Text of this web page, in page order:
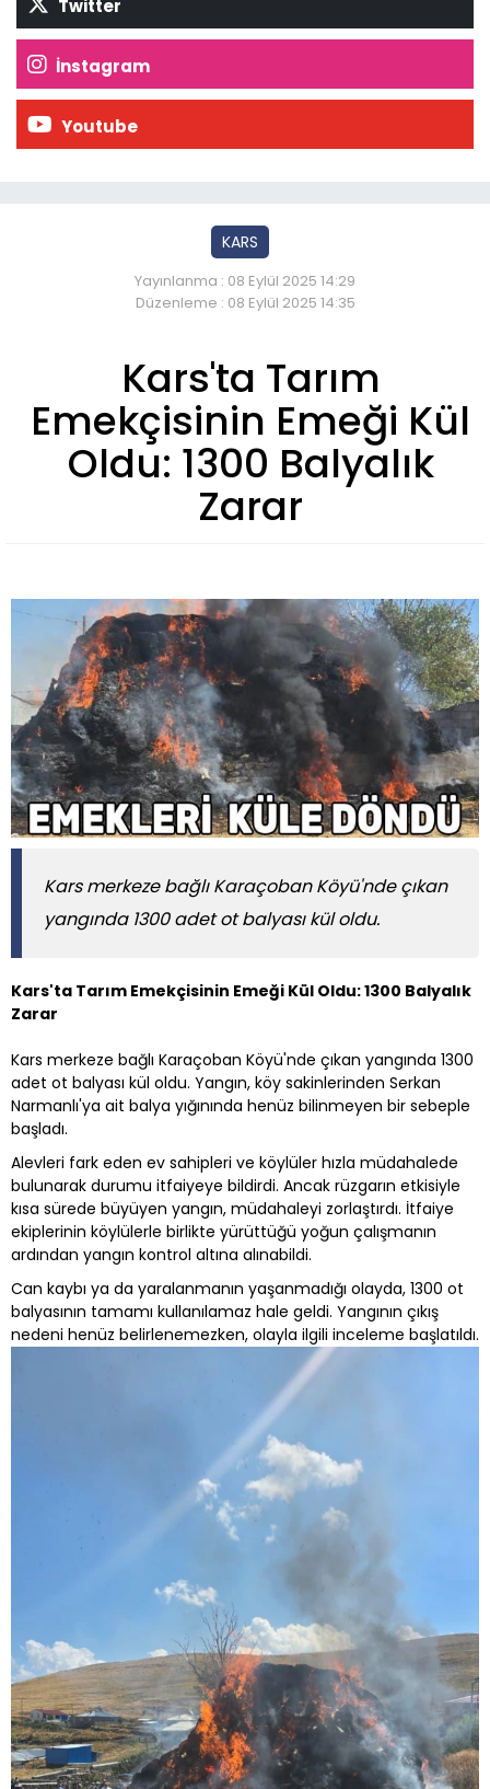
Twitter
İnstagram
Youtube
KARS
Yayınlanma : 08 Eylül 2025 14:29
Düzenleme : 08 Eylül 2025 14:35
Kars'ta Tarım
Emekçisinin Emeği Kül
Oldu: 1300 Balyalık
Zarar
Kars merkeze bağlı Karaçoban Köyü'nde çıkan
yangında 1300 adet ot balyası kül oldu.
Kars'ta Tarım Emekçisinin Emeği Kül Oldu: 1300 Balyalık
Zarar
Kars merkeze bağlı Karaçoban Köyü'nde çıkan yangında 1300
adet ot balyası kül oldu. Yangın, köy sakinlerinden Serkan
Narmanlı'ya ait balya yığınında henüz bilinmeyen bir sebeple
başladı.
Alevleri fark eden ev sahipleri ve köylüler hızla müdahalede
bulunarak durumu itfaiyeye bildirdi. Ancak rüzgarın etkisiyle
kısa sürede büyüyen yangın, müdahaleyi zorlaştırdı. İtfaiye
ekiplerinin köylülerle birlikte yürüttüğü yoğun çalışmanın
ardından yangın kontrol altına alınabildi.
Can kaybı ya da yaralanmanın yaşanmadığı olayda, 1300 ot
balyasının tamamı kullanılamaz hale geldi. Yangının çıkış
nedeni henüz belirlenemezken, olayla ilgili inceleme başlatıldı.